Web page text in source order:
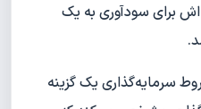
برای سودآوری به یک
سرمایه‌گذاری یک گزینه